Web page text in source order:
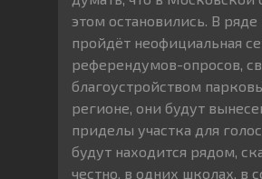
этом остановились. В ряде
пройдёт неофициальная
референдумов-опросов,
благоустройством
регионе, они будут
приделы участка для
будут находится рядом,
честно, в одних школах, в